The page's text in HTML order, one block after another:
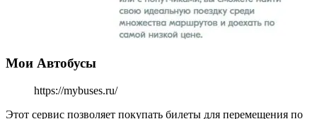
Мои Автобусы
https://mybuses.ru/
Этот сервис позволяет покупать билеты для перемещения по